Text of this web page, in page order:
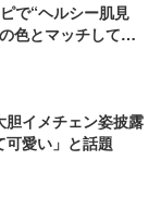
で“ヘルシー肌見
色とマッチして
イメチェン姿披露
可愛い」と話題